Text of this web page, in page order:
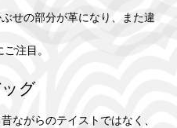
せの部分が革になり、また違
注目。
グ
ながらのテイストではなく、